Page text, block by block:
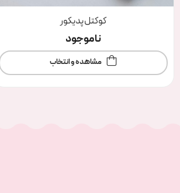
کوکتل پدیکور
ناموجود
مشاهده و انتخاب